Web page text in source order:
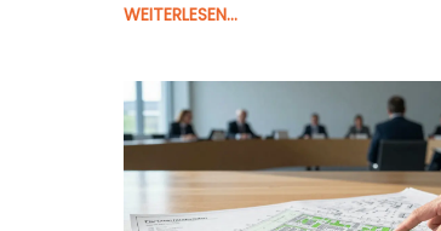
WEITERLESEN...